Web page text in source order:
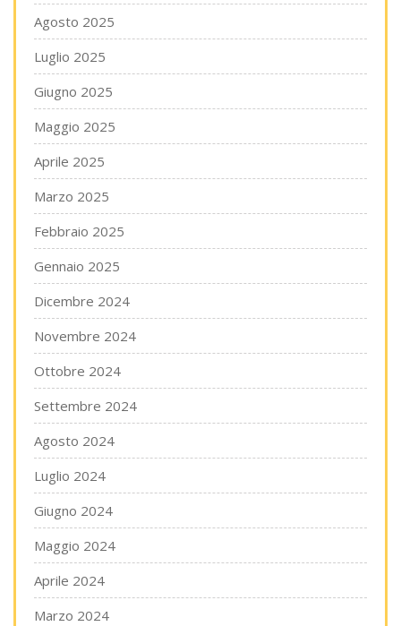
Agosto 2025
Luglio 2025
Giugno 2025
Maggio 2025
Aprile 2025
Marzo 2025
Febbraio 2025
Gennaio 2025
Dicembre 2024
Novembre 2024
Ottobre 2024
Settembre 2024
Agosto 2024
Luglio 2024
Giugno 2024
Maggio 2024
Aprile 2024
Marzo 2024